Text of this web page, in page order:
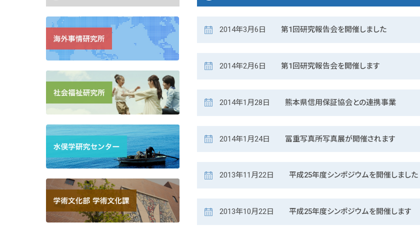
2014年3月6日 第1回研究報告会を開催しました
2014年2月6日 第1回研究報告会を開催します
2014年1月28日 熊本県信用保証協会との連携事業
2014年1月24日 冨重写真所写真展が開催されます
2013年11月22日 平成25年度シンポジウムを開催しました
2013年10月22日 平成25年度シンポジウムを開催します